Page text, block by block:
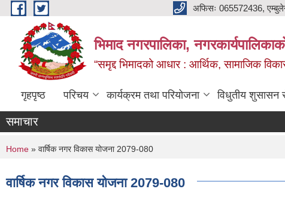
Skip to main content अफिसः 065572436,
भिमाद नगरपालिका,
“समृद्द भिमादको आधार : आर्थिक, सामाजिक विकास
गृहपृष्ठ परिचय कार्यक्रम तथा परियोजना विधुतीय शुसासन
समाचार
You are here
Home » वार्षिक नगर विकास योजना 2079-080
वार्षिक नगर विकास योजना 2079-080